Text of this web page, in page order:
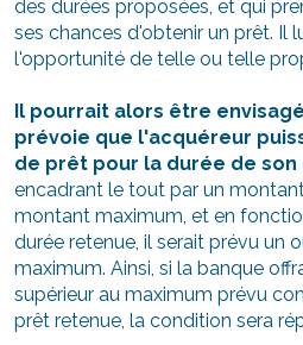
des durées proposées, et qui
ses chances d'obtenir un prêt. Il
l'opportunité de telle ou telle
Il pourrait alors être
prévoie que l'acquéreur
de prêt pour la durée de son
encadrant le tout par un
montant maximum, et en
durée retenue, il serait prévu un
maximum. Ainsi, si la banque
supérieur au maximum prévu
prêt retenue, la condition sera